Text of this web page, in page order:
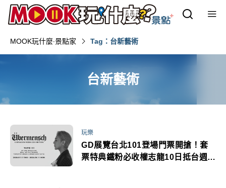
MOOK玩什麼‧景點家 Tag：台新藝術
台新藝術
玩樂
GD展覽台北101登場門票開搶！套
票特典鐵粉必收權志龍10日抵台週末